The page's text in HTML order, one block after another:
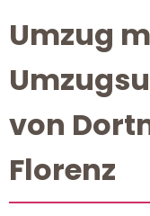
Umzug
von
Florenz